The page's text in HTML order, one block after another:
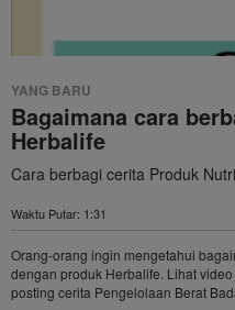
YANG BARU
Bagaimana cara
Herbalife
Cara berbagi cerita Produk
Waktu Putar: 1:31
Orang-orang ingin mengetahui
dengan produk Herbalife. Lihat
posting cerita Pengelolaan Berat